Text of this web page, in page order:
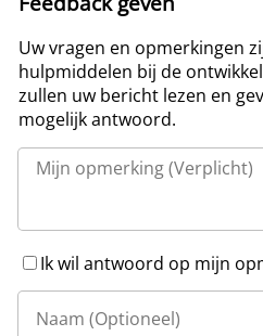
Uw vragen en opmerkingen
hulpmiddelen bij de
zullen uw bericht lezen en
mogelijk antwoord.
Ik wil antwoord op mijn